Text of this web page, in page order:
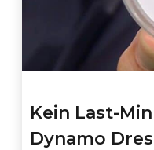
Kein Last-
Dynamo